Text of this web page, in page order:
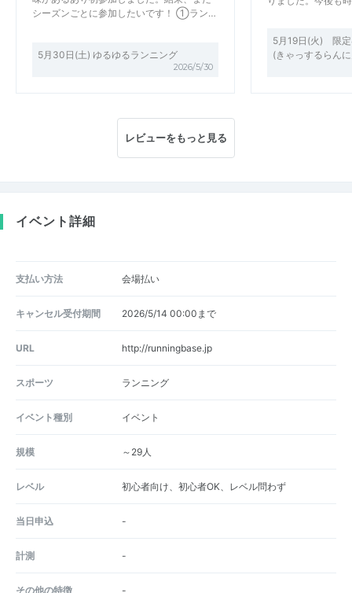
シーズンごとに参加したいです！ ①ラン…
5月30日(土) ゆるゆるランニング
2026/5/30
5月19日(火) 限定
(きゃっするらん
レビューをもっと見る
イベント詳細
支払い方法 会場払い
キャンセル受付期間 2026/5/14 00:00まで
URL http://runningbase.jp
スポーツ ランニング
イベント種別 イベント
規模 ～29人
レベル 初心者向け、初心者OK、レベル問わず
当日申込 -
計測 -
その他の特徴 -